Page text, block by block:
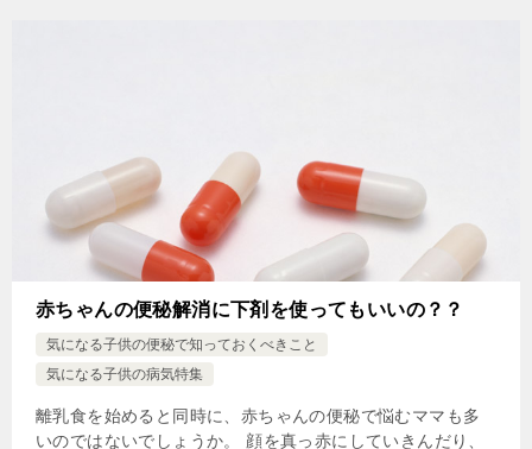
赤ちゃんの便秘解消に下剤を使ってもいいの？？
気になる子供の便秘で知っておくべきこと
気になる子供の病気特集
離乳食を始めると同時に、赤ちゃんの便秘で悩むママも多
いのではないでしょうか。 顔を真っ赤にしていきんだり、